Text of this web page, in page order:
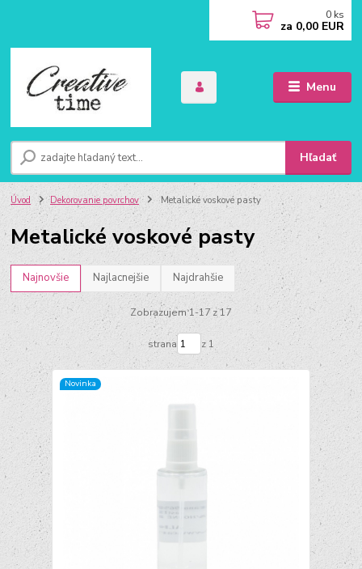
Menu
Hľadať
0 ks
za 0,00 EUR
Úvod Dekorovanie povrchov Metalické voskové pasty
Metalické voskové pasty
Najnovšie Najlacnejšie Najdrahšie
Zobrazujem 1-17 z 17
strana z 1
Novinka